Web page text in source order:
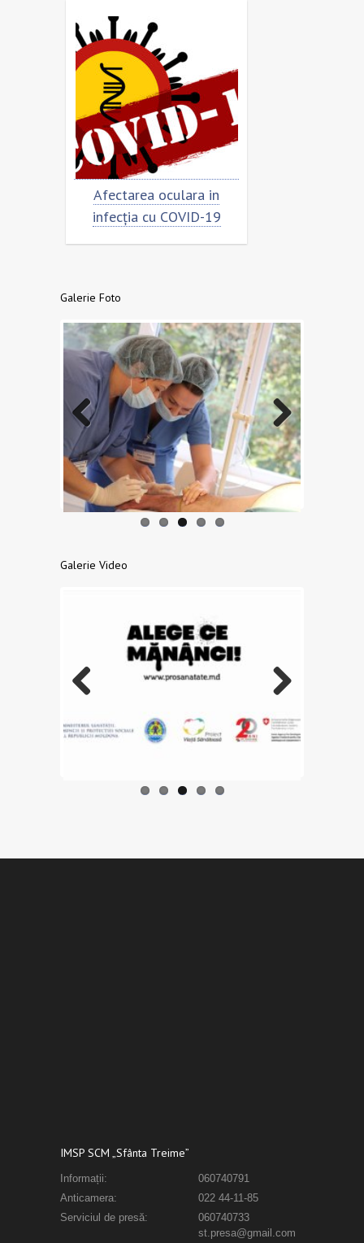
Afectarea oculara in
infecția cu COVID-19
Galerie Foto
Previo
us
Next
Galerie Video
us
IMSP SCM „Sfânta Treime”
Informații:
060740791
Anticamera:
022 44-11-85
Serviciul de presă:
060740733
st.presa@gmail.com